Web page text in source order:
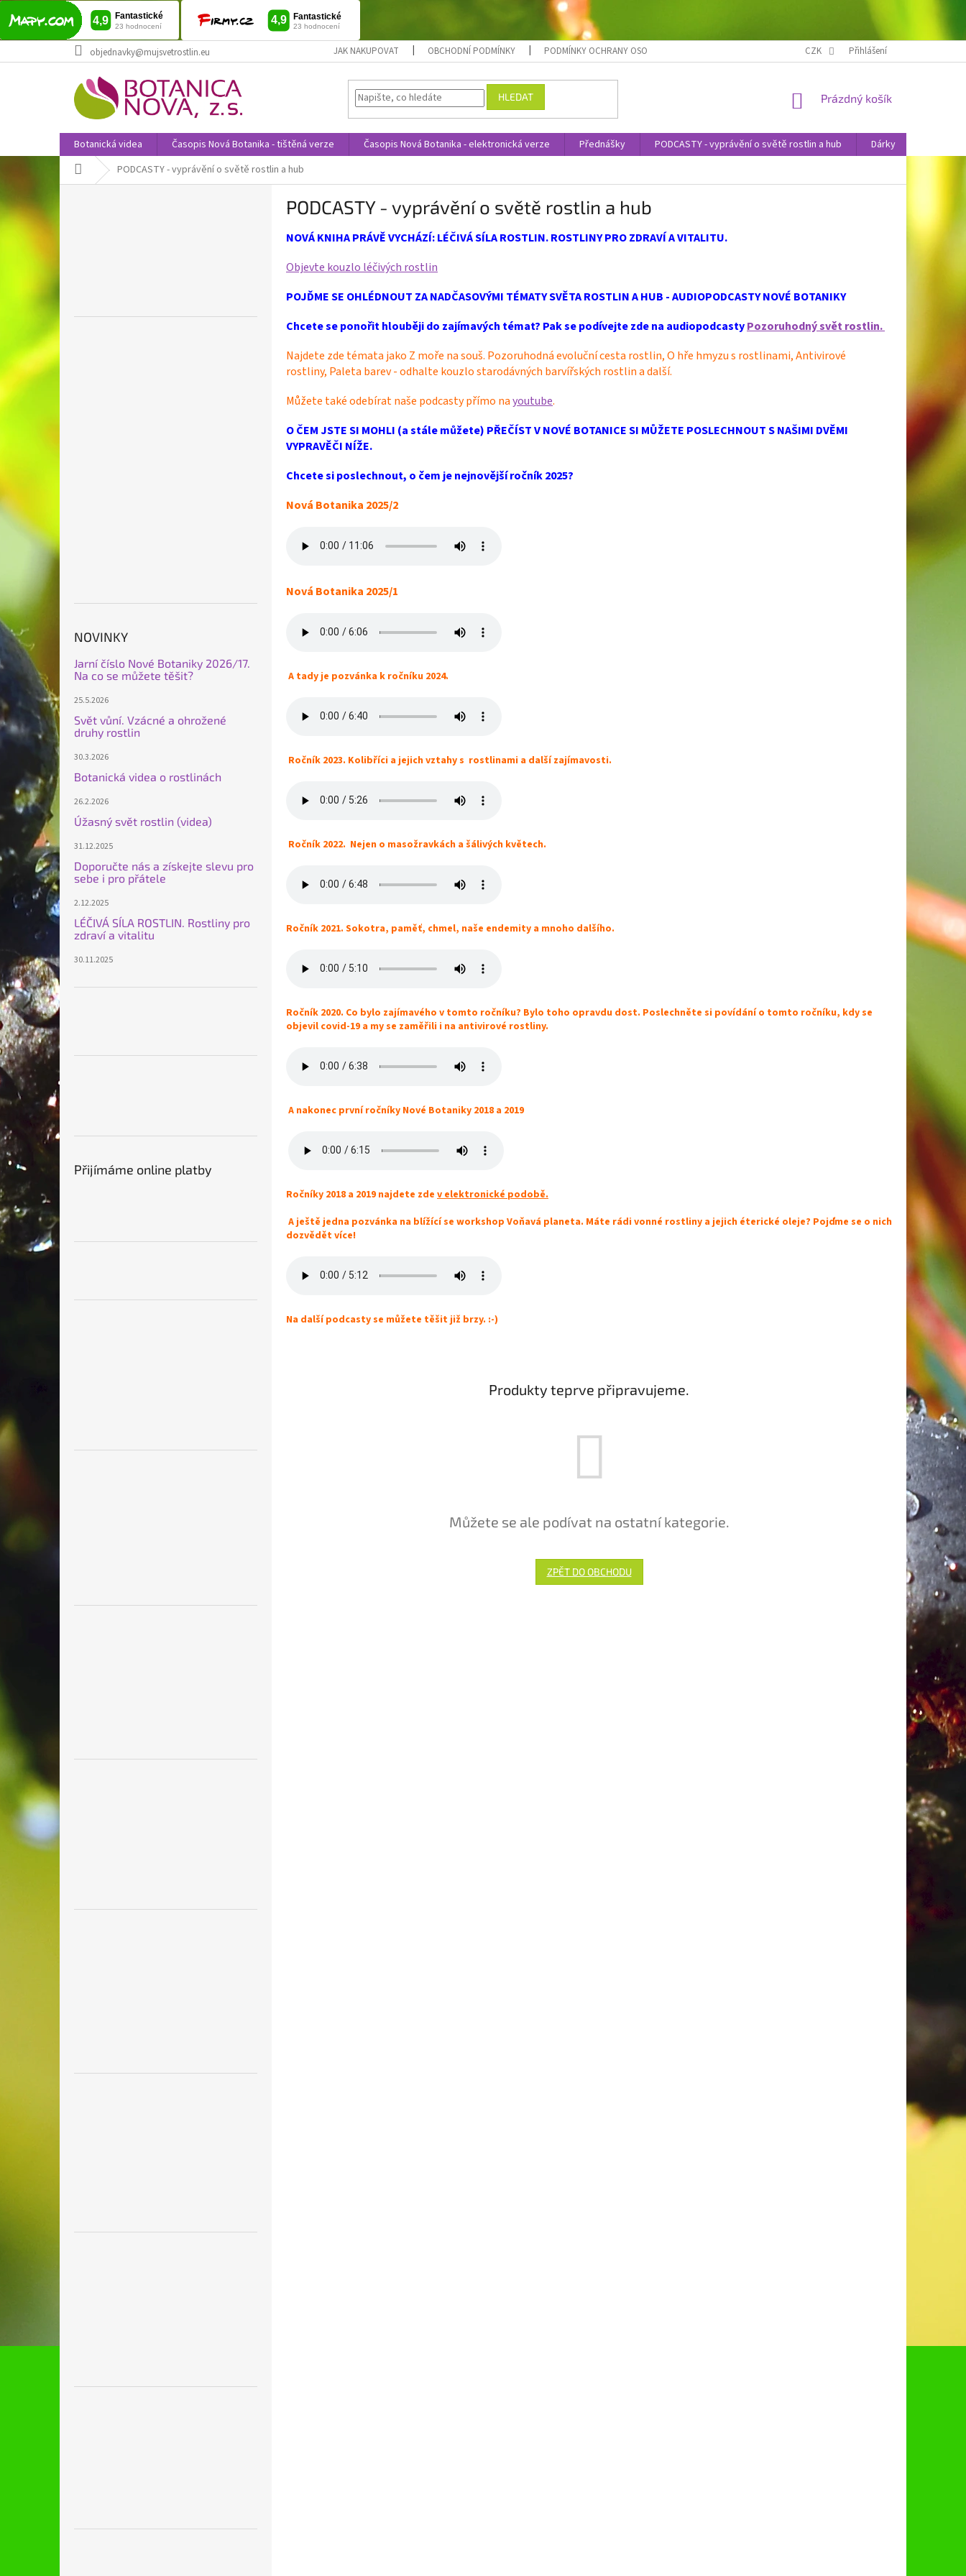
na
objednavky@mujsvetrostlin.eu JAK NAKUPOVAT OBCHODNÍ PODMÍNKY PODMÍNKY OCHRANY OSOBNÍCH ÚDAJŮ CZK Přihlášení
HLEDAT
NÁKUPNÍ
Prázdný košík
Botanická videa Časopis Nová Botanika - tištěná verze Časopis Nová Botanika - elektronická verze Přednášky PODCASTY - vyprávění o světě rostlin a hub Dárky
Domů PODCASTY - vyprávění o světě rostlin a hub
a
n
n
í
p
a
n
NOVINKY
Jarní číslo Nové Botaniky 2026/17.
Na co se můžete těšit?
25.5.2026
Svět vůní. Vzácné a ohrožené
druhy rostlin
30.3.2026
Botanická videa o rostlinách
26.2.2026
Úžasný svět rostlin (videa)
31.12.2025
Doporučte nás a získejte slevu pro
sebe i pro přátele
2.12.2025
LÉČIVÁ SÍLA ROSTLIN. Rostliny pro
zdraví a vitalitu
30.11.2025
Přijímáme online platby
PODCASTY - vyprávění o světě rostlin a hub
NOVÁ KNIHA PRÁVĚ VYCHÁZÍ: LÉČIVÁ SÍLA ROSTLIN. ROSTLINY PRO ZDRAVÍ A VITALITU.
Objevte kouzlo léčivých rostlin
POJĎME SE OHLÉDNOUT ZA NADČASOVÝMI TÉMATY SVĚTA ROSTLIN A HUB - AUDIOPODCASTY NOVÉ BOTANIKY
Chcete se ponořit hlouběji do zajímavých témat? Pak se podívejte zde na audiopodcastyPozoruhodný svět rostlin.
Najdete zde témata jako Z moře na souš. Pozoruhodná evoluční cesta rostlin, O hře hmyzu s rostlinami, Antivirové
rostliny, Paleta barev - odhalte kouzlo starodávných barvířských rostlin a další.
Můžete také odebírat naše podcasty přímo nayoutube.
O ČEM JSTE SI MOHLI (a stále můžete) PŘEČÍST V NOVÉ BOTANICE SI MŮŽETE POSLECHNOUT S NAŠIMI DVĚMI
VYPRAVĚČI NÍŽE.
Chcete si poslechnout, o čem je nejnovější ročník 2025?
Nová Botanika 2025/2
Nová Botanika 2025/1
A tady je pozvánka k ročníku 2024.
Ročník 2023. Kolibříci a jejich vztahy s rostlinami a další zajímavosti.
Ročník 2022. Nejen o masožravkách a šálivých květech.
Ročník 2021. Sokotra, paměť, chmel, naše endemity a mnoho dalšího.
Ročník 2020. Co bylo zajímavého v tomto ročníku? Bylo toho opravdu dost. Poslechněte si povídání o tomto ročníku, kdy se
objevil covid-19 a my se zaměřili i na antivirové rostliny.
A nakonec první ročníky Nové Botaniky 2018 a 2019
Ročníky 2018 a 2019 najdete zde v elektronické podobě.
A ještě jedna pozvánka na blížící se workshop Voňavá planeta. Máte rádi vonné rostliny a jejich éterické oleje? Pojďme se o nich
dozvědět více!
Na další podcasty se můžete těšit již brzy. :-)
Produkty teprve připravujeme.
Můžete se ale podívat na ostatní kategorie.
ZPĚT DO OBCHODU